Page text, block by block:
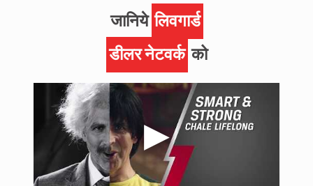
जानियेलिवगार्ड
डीलर नेटवर्क को